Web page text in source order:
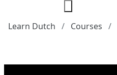
Learn Dutch Courses